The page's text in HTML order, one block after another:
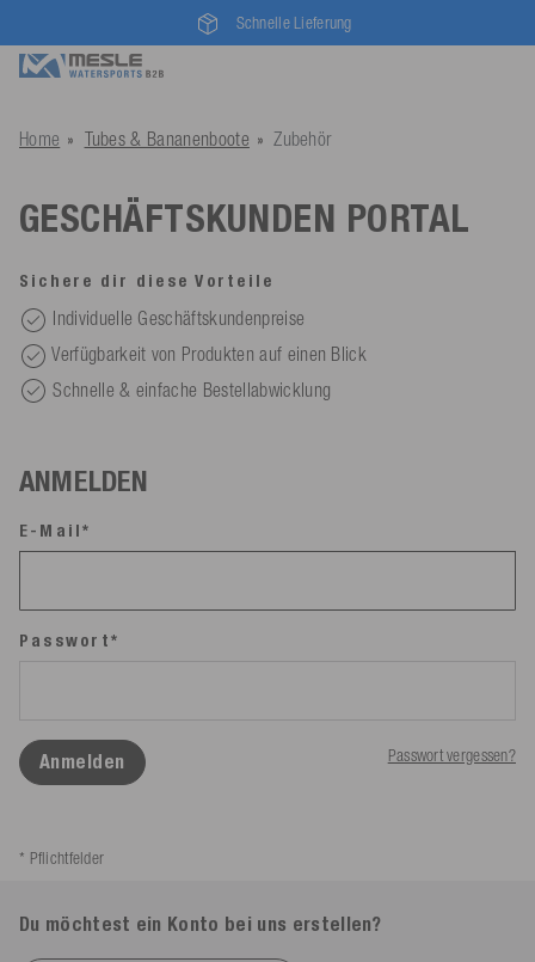
Schnelle Lieferung
Home Tubes & Bananenboote Zubehör
GESCHÄFTSKUNDEN PORTAL
Sichere dir diese Vorteile
Individuelle Geschäftskundenpreise
Verfügbarkeit von Produkten auf einen Blick
Schnelle & einfache Bestellabwicklung
ANMELDEN
E-Mail*
Passwort*
Anmelden Passwort vergessen?
* Pflichtfelder
Du möchtest ein Konto bei uns erstellen?